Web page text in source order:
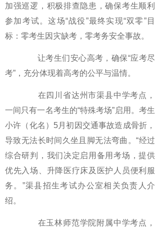
加强巡逻，积极排查隐患，确保考生顺利
参加考试。这场“战役”最终实现“双零”目
标：零考生因灾缺考，零考务安全事故。
让考生们安心高考，确保“应考尽
考”，充分体现着高考的公平与温情。
在四川省达州市渠县中学考点，
一间只有一名考生的“特殊考场”启用。考生
小许（化名）5月初因交通事故造成骨折，
导致无法长时间久坐且脚无法弯曲。“经过
综合研判，我们决定启用备用考场，提供
优先入场、升降医疗床及医护人员便利服
务。”渠县招生考试办公室相关负责人介
绍。
在玉林师范学院附属中学考点，